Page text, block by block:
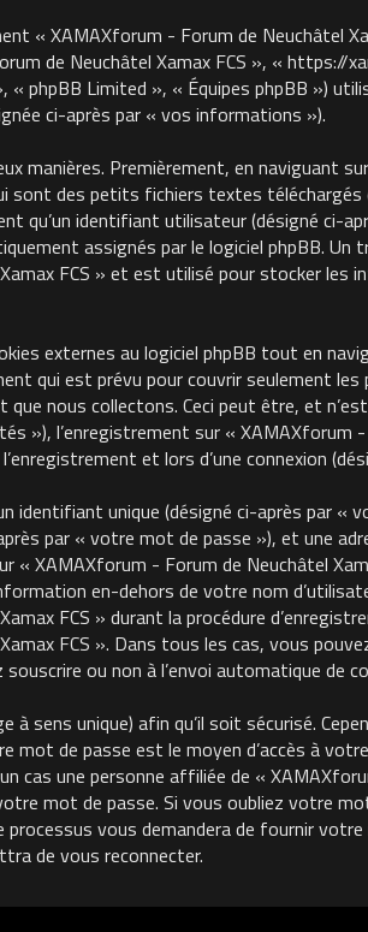
« XAMAXforum - Forum de Neuchâtel
de Neuchâtel Xamax FCS », « https://
« phpBB Limited », « Équipes phpBB »)
ci-après par « vos informations »).
manières. Premièrement, en naviguant
sont des petits fichiers textes
qu’un identifiant utilisateur (désigné ci-
assignés par le logiciel phpBB.
FCS » et est utilisé pour stocker
externes au logiciel phpBB tout en
qui est prévu pour couvrir seulement
nous collectons. Ceci peut être, et
»), l’enregistrement sur «
et lors d’une connexion
identifiant unique (désigné ci-après par «
par « votre mot de passe »), et une
XAMAXforum - Forum de Neuchâtel
en-dehors de votre nom
FCS » durant la procédure
FCS ». Dans tous les cas, vous
ou non à l’envoi automatique de
sens unique) afin qu’il soit sécurisé.
de passe est le moyen d’accès à
cas une personne affiliée de «
mot de passe. Si vous oubliez votre
processus vous demandera de fournir
de vous reconnecter.